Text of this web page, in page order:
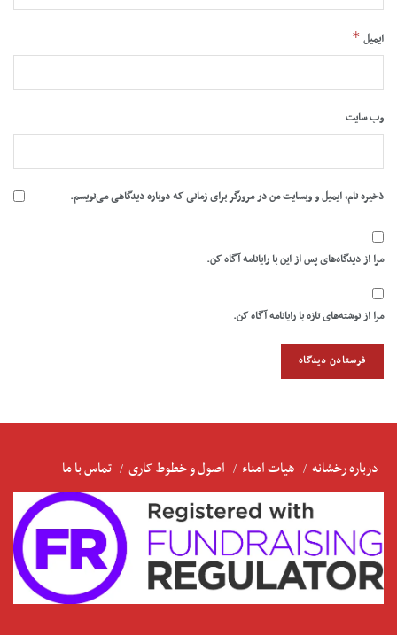
ایمیل *
وب‌ سایت
ذخیره نام، ایمیل و وبسایت من در مرورگر برای زمانی که دوباره دیدگاهی می‌نویسم.
مرا از دیدگاه‌های پس از این با رایانامه آگاه کن.
مرا از نوشته‌های تازه با رایانامه آگاه کن.
درباره رخشانه هیات امناء اصول و خطوط کاری تماس با ما